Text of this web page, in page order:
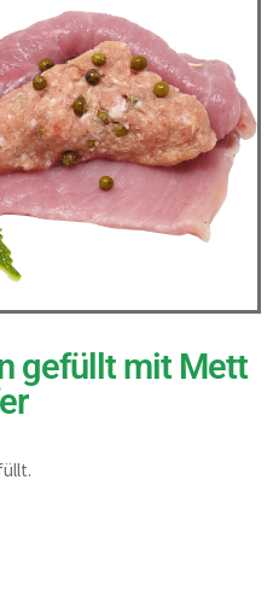
gefüllt mit Mett